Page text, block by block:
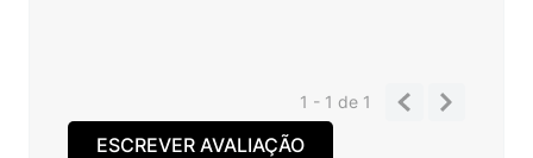
1 - 1de 1
ESCREVER AVALIAÇÃO